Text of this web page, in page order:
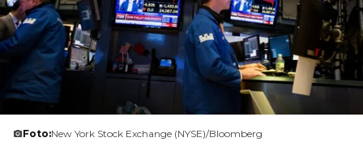
Foto:New York Stock Exchange (NYSE)/Bloomberg